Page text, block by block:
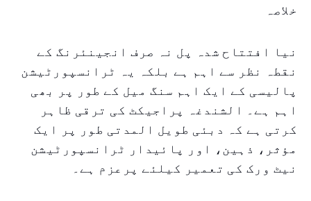
خلاصہ
نیا افتتاح شدہ پل نہ صرف انجینئرنگ کے
نقطہ نظر سے اہم ہے بلکہ یہ ٹرانسپورٹیشن
پالیسی کے ایک اہم سنگ میل کے طور پر بھی
اہم ہے۔ الشندغہ پراجیکٹ کی ترقی ظاہر
کرتی ہے کہ دبئی طویل المدتی طور پر ایک
مؤثر، ذہین، اور پائیدار ٹرانسپورٹیشن
نیٹ ورک کی تعمیر کیلئے پرعزم ہے۔